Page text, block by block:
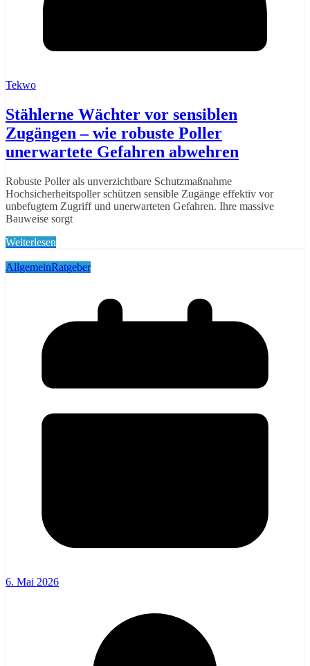
Tekwo
Stählerne Wächter vor sensiblen
Zugängen – wie robuste Poller
unerwartete Gefahren abwehren
Robuste Poller als unverzichtbare Schutzmaßnahme
Hochsicherheitspoller schützen sensible Zugänge effektiv vor
unbefugtem Zugriff und unerwarteten Gefahren. Ihre massive
Bauweise sorgt
Weiterlesen
AllgemeinRatgeber
6. Mai 2026